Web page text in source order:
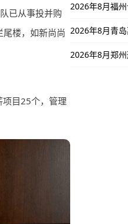
已从事投并购
楼，如新尚尚
目25个，管理